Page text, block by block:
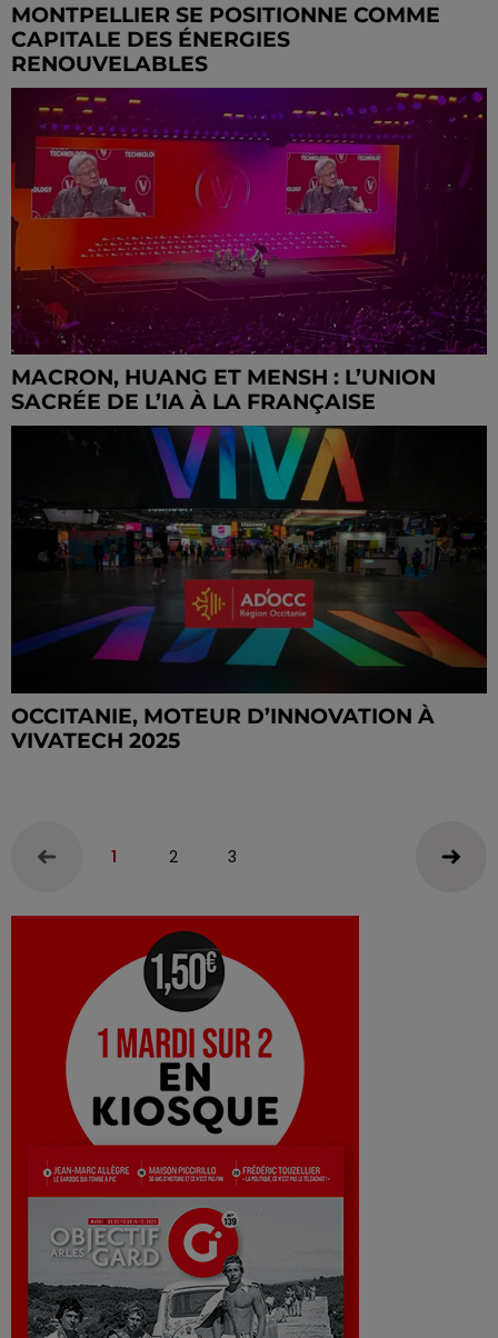
MONTPELLIER SE POSITIONNE COMME
CAPITALE DES ÉNERGIES
RENOUVELABLES
MACRON, HUANG ET MENSH : L’UNION
SACRÉE DE L’IA À LA FRANÇAISE
OCCITANIE, MOTEUR D’INNOVATION À
VIVATECH 2025
1 2 3